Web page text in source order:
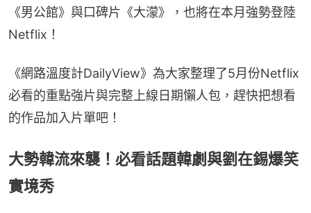
《男公館》與口碑片《大濛》，也將在本月強勢登陸
Netflix！
《網路溫度計DailyView》為大家整理了5月份Netflix
必看的重點強片與完整上線日期懶人包，趕快把想看
的作品加入片單吧！
大勢韓流來襲！必看話題韓劇與劉在錫爆笑
實境秀